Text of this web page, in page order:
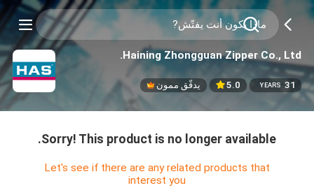
Haining Zhongguan Zipper Co., Ltd.
31
YEARS
5.0 يدقّق ممون
Sorry! This product is no longer available.
Let's see if there are any related products that
interest you